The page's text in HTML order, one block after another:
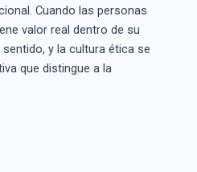
Cuando las personas
valor real dentro de su
y la cultura ética se
que distingue a la